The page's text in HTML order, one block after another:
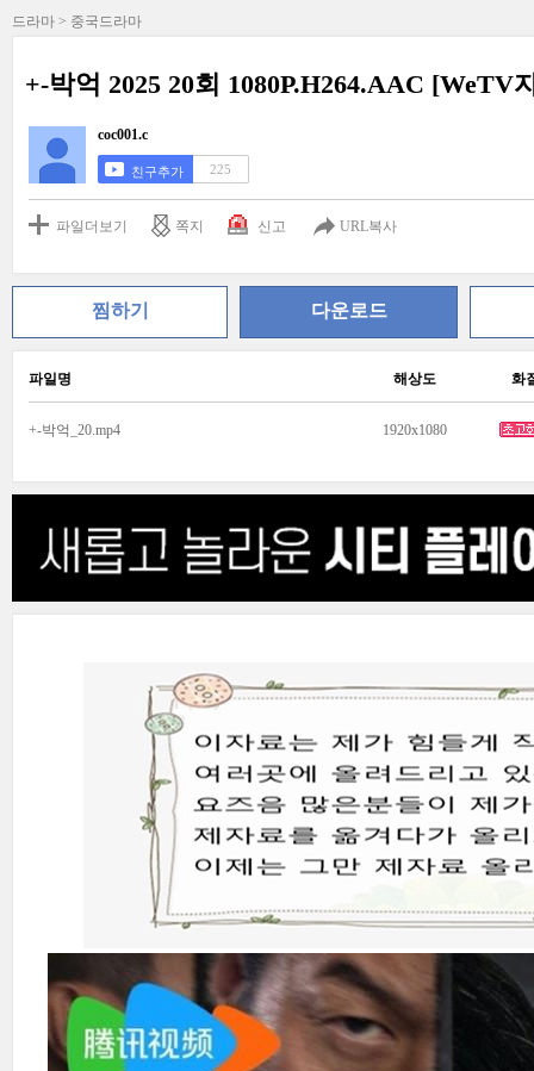
드라마 > 중국드라마
+-박억 2025 20회 1080P.H264.AAC [WeTV
coc001.c
친구추가 225
파일더보기 쪽지 신고 URL복사
찜하기 다운로드
파일명 해상도 화
+-박억_20.mp4 1920x1080